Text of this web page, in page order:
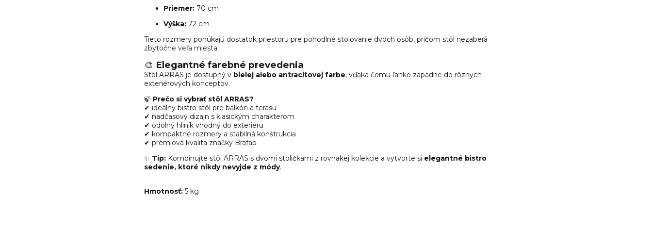
Priemer: 70 cm
Výška: 72 cm
Tieto rozmery ponúkajú dostatok priestoru pre pohodlné stolovanie dvoch osôb, pričom stôl nezaberá
zbytočne veľa miesta.
🎨 Elegantné farebné prevedenia
Stôl ARRAS je dostupný v bielej alebo antracitovej farbe, vďaka čomu ľahko zapadne do rôznych
exteriérových konceptov.
🍃 Prečo si vybrať stôl ARRAS?
✔ ideálny bistro stôl pre balkón a terasu
✔ nadčasový dizajn s klasickým charakterom
✔ odolný hliník vhodný do exteriéru
✔ kompaktné rozmery a stabilná konštrukcia
✔ prémiová kvalita značky Brafab
✨ Tip: Kombinujte stôl ARRAS s dvomi stoličkami z rovnakej kolekcie a vytvorte si elegantné bistro
sedenie, ktoré nikdy nevyjde z módy.
Hmotnosť: 5 kg